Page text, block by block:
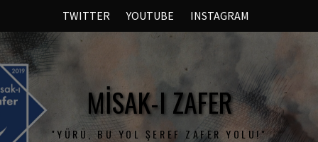
TWITTER YOUTUBE INSTAGRAM
MISAK-I ZAFER
"YÜRÜ, BU YOL ŞEREF ZAFER YOLU!"